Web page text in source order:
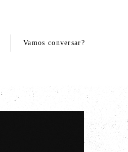
Vamos conversar?